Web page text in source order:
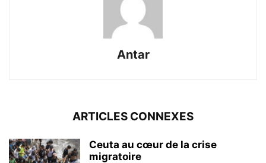
Antar
ARTICLES CONNEXES
Ceuta au cœur de la crise
migratoire